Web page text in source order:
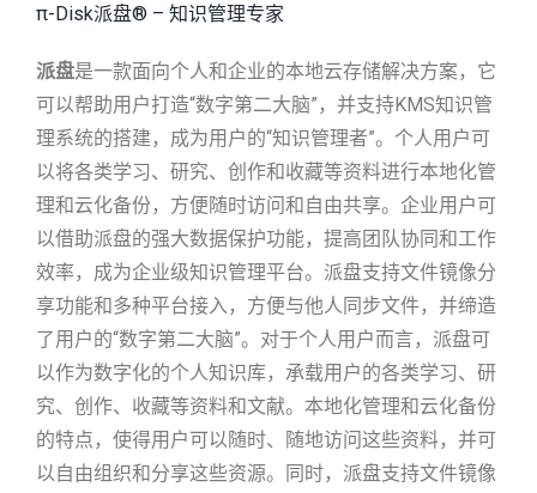
π-Disk派盘® – 知识管理专家
派盘是一款面向个人和企业的本地云存储解决方案，它
可以帮助用户打造“数字第二大脑”，并支持KMS知识管
理系统的搭建，成为用户的“知识管理者”。个人用户可
以将各类学习、研究、创作和收藏等资料进行本地化管
理和云化备份，方便随时访问和自由共享。企业用户可
以借助派盘的强大数据保护功能，提高团队协同和工作
效率，成为企业级知识管理平台。派盘支持文件镜像分
享功能和多种平台接入，方便与他人同步文件，并缔造
了用户的“数字第二大脑”。对于个人用户而言，派盘可
以作为数字化的个人知识库，承载用户的各类学习、研
究、创作、收藏等资料和文献。本地化管理和云化备份
的特点，使得用户可以随时、随地访问这些资料，并可
以自由组织和分享这些资源。同时，派盘支持文件镜像